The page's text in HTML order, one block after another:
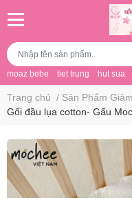
moaz bebe tiet trung hut sua
Trang chủ / Sản Phẩm
Gối đầu lụa cotton- Gấu